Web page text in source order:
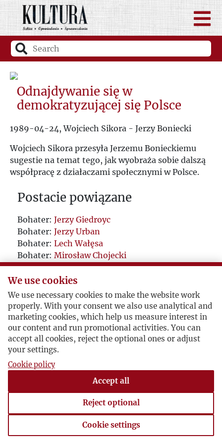
Odnajdywanie się w
demokratyzującej się Polsce
1989-04-24, Wojciech Sikora - Jerzy Boniecki
Wojciech Sikora przesyła Jerzemu Bonieckiemu
sugestie na temat tego, jak wyobraża sobie dalszą
współpracę z działaczami społecznymi w Polsce.
Postacie powiązane
Bohater: Jerzy Giedroyc
Bohater: Jerzy Urban
Bohater: Lech Wałęsa
Bohater: Mirosław Chojecki
Bohater:Thomas Venclova
Bohater:Anna Giorgi Alberti
Anna Bernhardt
We use cookies
We use necessary cookies to make the website work
properly. With your consent we also use analytical and
marketing cookies, which help us measure interest in
our content and run promotional activities. You can
accept all cookies, reject the optional ones or adjust
your settings.
Cookie policy
Accept all
Reject optional
Cookie settings
Cookie settings